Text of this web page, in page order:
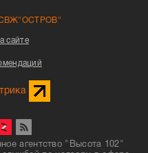
сайте
агентство "Высота 102"